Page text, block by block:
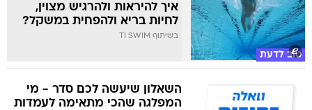
טוב לדעת
איך להיראות ולהרגיש מצוין,
לחיות בריא ולהפחית במשקל?
בשיתוף TI SWIM
השאלון שיעשה לכם סדר - מי
המפלגה שהכי מתאימה לעמדות